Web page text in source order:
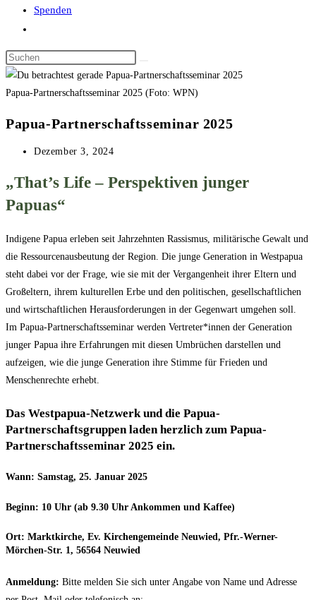
Spenden
umschalten
Diese
Website
durchsuchen
Papua-Partnerschaftsseminar 2025 (Foto: WPN)
Papua-Partnerschaftsseminar 2025
Beitrag
Dezember 3, 2024
„That’s Life – Perspektiven junger
Papuas“
Indigene Papua erleben seit Jahrzehnten Rassismus, militärische Gewalt und
die Ressourcenausbeutung der Region. Die junge Generation in Westpapua
steht dabei vor der Frage, wie sie mit der Vergangenheit ihrer Eltern und
Großeltern, ihrem kulturellen Erbe und den politischen, gesellschaftlichen
und wirtschaftlichen Herausforderungen in der Gegenwart umgehen soll.
Im Papua-Partnerschaftsseminar werden Vertreter*innen der Generation
junger Papua ihre Erfahrungen mit diesen Umbrüchen darstellen und
aufzeigen, wie die junge Generation ihre Stimme für Frieden und
Menschenrechte erhebt.
Das Westpapua-Netzwerk und die Papua-
Partnerschaftsgruppen laden herzlich zum Papua-
Partnerschaftsseminar 2025 ein.
Wann: Samstag, 25. Januar 2025
Beginn: 10 Uhr (ab 9.30 Uhr Ankommen und Kaffee)
Ort: Marktkirche, Ev. Kirchengemeinde Neuwied, Pfr.-Werner-
Mörchen-Str. 1, 56564 Neuwied
Anmeldung: Bitte melden Sie sich unter Angabe von Name und Adresse